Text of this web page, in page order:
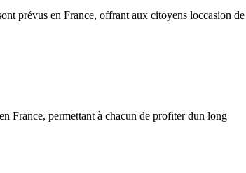
prévus en France, offrant aux citoyens loccasion de
France, permettant à chacun de profiter dun long